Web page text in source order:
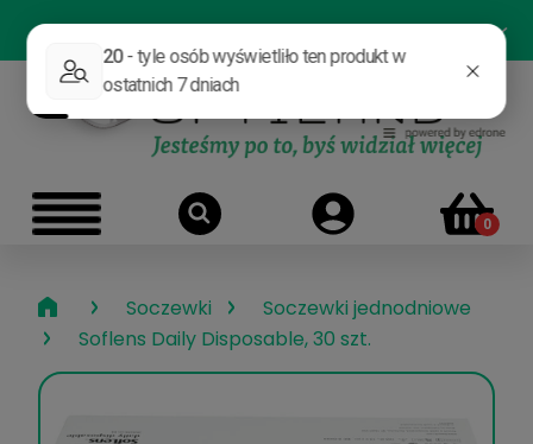
PL
› Soczewki › Soczewki jednodniowe
› Soflens Daily Disposable, 30 szt.